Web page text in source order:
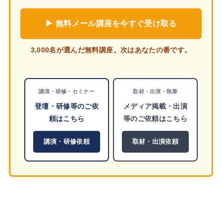
▶ 無料メール講座を今すぐ受け取る
3,000名が選んだ無料講座。次はあなたの番です。
講演・研修・セミナー
登壇・研修等のご依
頼はこちら
講演・研修依頼
取材・出演・執筆
メディア掲載・出演
等のご依頼はこちら
取材・出演依頼